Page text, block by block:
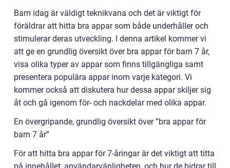
Barn idag är väldigt teknikvana och det är viktigt för
föräldrar att hitta bra appar som både underhåller och
stimulerar deras utveckling. I denna artikel kommer vi
att ge en grundlig översikt över bra appar för barn 7 år,
visa olika typer av appar som finns tillgängliga samt
presentera populära appar inom varje kategori. Vi
kommer också att diskutera hur dessa appar skiljer sig
åt och gå igenom för- och nackdelar med olika appar.
En övergripande, grundlig översikt över ”bra appar för
barn 7 år”
För att hitta bra appar för 7-åringar är det viktigt att titta